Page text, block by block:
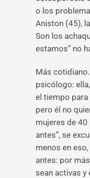
o los
Aniston (45),
Son los
estamos” no
Más cotidiano.
psicólogo:
el tiempo para
pero él no
mujeres de 40
antes”, se
menos en
antes: por
sean activas y